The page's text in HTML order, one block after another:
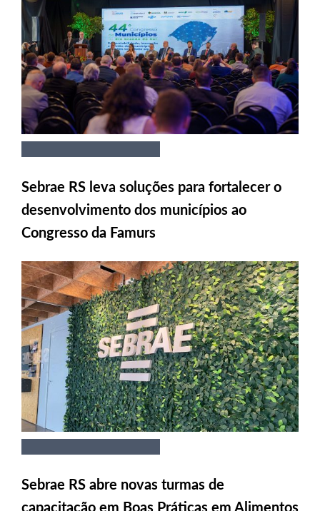
Sebrae RS leva soluções para fortalecer o
desenvolvimento dos municípios ao
Congresso da Famurs
Sebrae RS abre novas turmas de
capacitação em Boas Práticas em Alimentos